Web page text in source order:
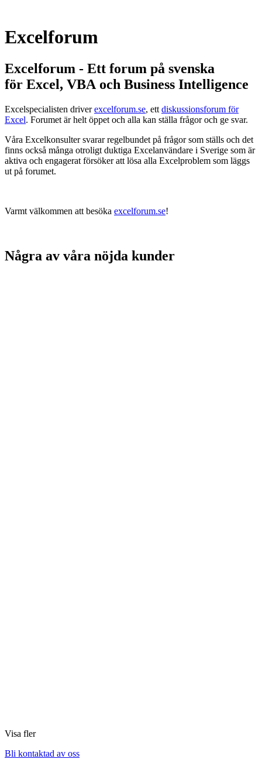
Excelforum
Excelforum - Ett forum på svenska
för Excel, VBA och Business Intelligence
Excelspecialisten driverexcelforum.se, ett diskussionsforum för
Excel. Forumet är helt öppet och alla kan ställa frågor och ge svar.
Våra Excelkonsulter svarar regelbundet på frågor som ställs och det
finns också många otroligt duktiga Excelanvändare i Sverige som är
aktiva och engagerat försöker att lösa alla Excelproblem som läggs
ut på forumet.
Varmt välkommen att besöka excelforum.se!
Några av våra nöjda kunder
Visa fler
Bli kontaktad av oss